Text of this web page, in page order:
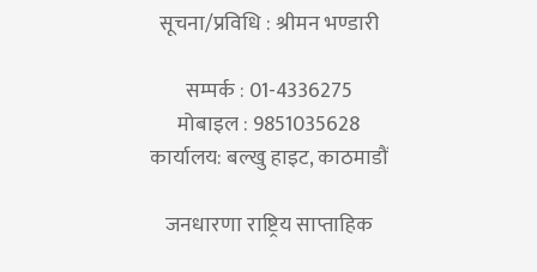
सूचना/प्रविधि : श्रीमन भण्डारी
सम्पर्क : 01-4336275
मोबाइल : 9851035628
कार्यालय: बल्खु हाइट, काठमाडौं
जनधारणा राष्ट्रिय साप्ताहिक